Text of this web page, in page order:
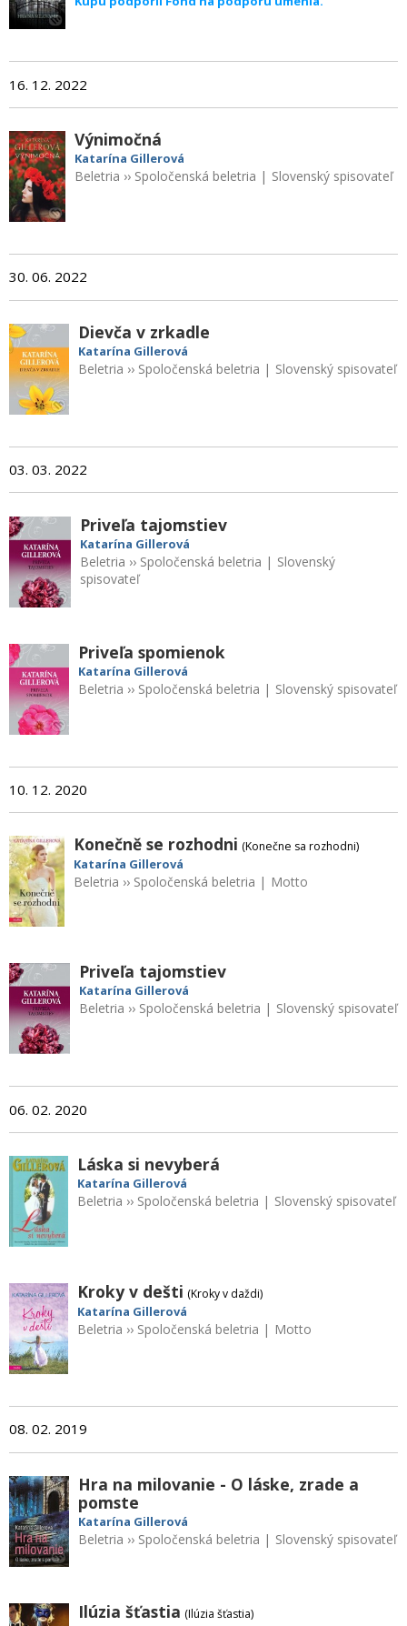
16. 12. 2022
Výnimočná
Katarína Gillerová
Beletria ›› Spoločenská beletria | Slovenský spisovateľ
30. 06. 2022
Dievča v zrkadle
Katarína Gillerová
Beletria ›› Spoločenská beletria | Slovenský spisovateľ
03. 03. 2022
Priveľa tajomstiev
Katarína Gillerová
Beletria ›› Spoločenská beletria | Slovenský
spisovateľ
Priveľa spomienok
Katarína Gillerová
Beletria ›› Spoločenská beletria | Slovenský spisovateľ
10. 12. 2020
Konečně se rozhodni (Konečne sa rozhodni)
Katarína Gillerová
Beletria ›› Spoločenská beletria | Motto
Priveľa tajomstiev
Katarína Gillerová
Beletria ›› Spoločenská beletria | Slovenský spisovateľ
06. 02. 2020
Láska si nevyberá
Katarína Gillerová
Beletria ›› Spoločenská beletria | Slovenský spisovateľ
Kroky v dešti (Kroky v daždi)
Katarína Gillerová
Beletria ›› Spoločenská beletria | Motto
08. 02. 2019
Hra na milovanie - O láske, zrade a
pomste
Katarína Gillerová
Beletria ›› Spoločenská beletria | Slovenský spisovateľ
Ilúzia šťastia (Ilúzia šťastia)